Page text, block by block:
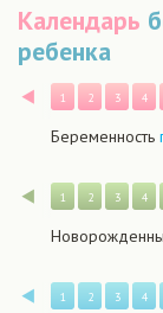
Календарь
ребенка
Назад
1 2 3 4
Беременность
Назад
1 2 3 4
Назад
1 2 3 4